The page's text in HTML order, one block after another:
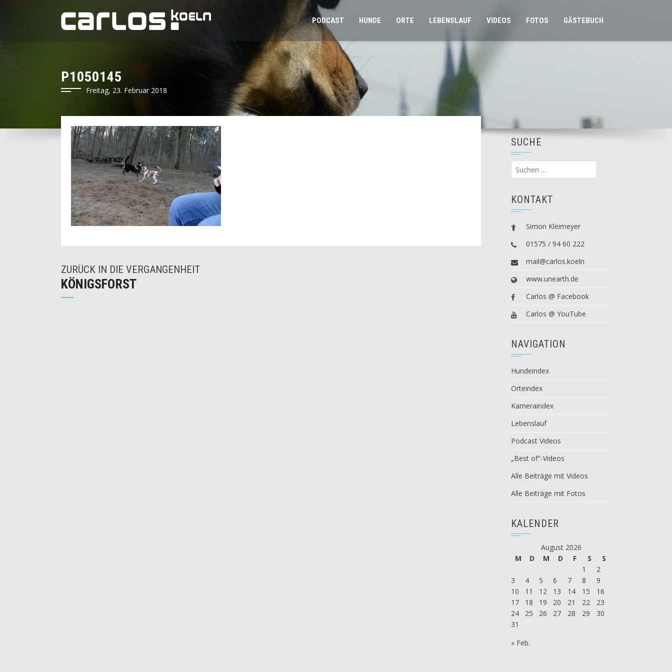
PODCAST HUNDE ORTE LEBENSLAUF VIDEOS FOTOS GÄSTEBUCH
P1050145
Freitag, 23. Februar 2018
ZURÜCK IN DIE VERGANGENHEIT
KÖNIGSFORST
SUCHE
Suchen
nach:
KONTAKT
Simon Kleimeyer
01575 / 94 60 222
mail@carlos.koeln
www.unearth.de
Carlos @ Facebook
Carlos @ YouTube
NAVIGATION
Hundeindex
Orteindex
Kameraindex
Lebenslauf
Podcast Videos
„Best of“-Videos
Alle Beiträge mit Videos
Alle Beiträge mit Fotos
KALENDER
August 2026
M
D M D F S
S
1
2
3
4 5 6 7 8
9
10
11 12 13 14 15
16
17
18 19 20 21 22
23
24
25 26 27 28 29
30
31
« Feb.